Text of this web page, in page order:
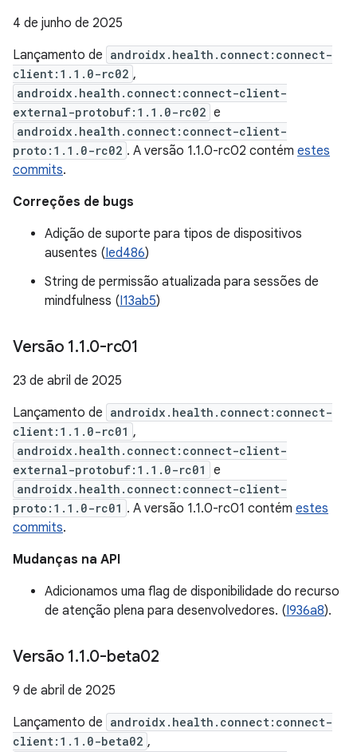
4 de junho de 2025
Lançamento de androidx.health.connect:connect-
client:1.1.0-rc02 ,
androidx.health.connect:connect-client-
external-protobuf:1.1.0-rc02 e
androidx.health.connect:connect-client-
proto:1.1.0-rc02 . A versão 1.1.0-rc02 contém estes
commits.
Correções de bugs
Adição de suporte para tipos de dispositivos
ausentes (Ied486)
String de permissão atualizada para sessões de
mindfulness (I13ab5)
Versão 1.1.0-rc01
23 de abril de 2025
Lançamento de androidx.health.connect:connect-
client:1.1.0-rc01 ,
androidx.health.connect:connect-client-
external-protobuf:1.1.0-rc01
e
androidx.health.connect:connect-client-
proto:1.1.0-rc01 . A versão 1.1.0-rc01 contém estes
commits.
Mudanças na API
Adicionamos uma flag de disponibilidade do recurso
de atenção plena para desenvolvedores. (I936a8).
Versão 1.1.0-beta02
9 de abril de 2025
Lançamento de androidx.health.connect:connect-
client:1.1.0-beta02 ,